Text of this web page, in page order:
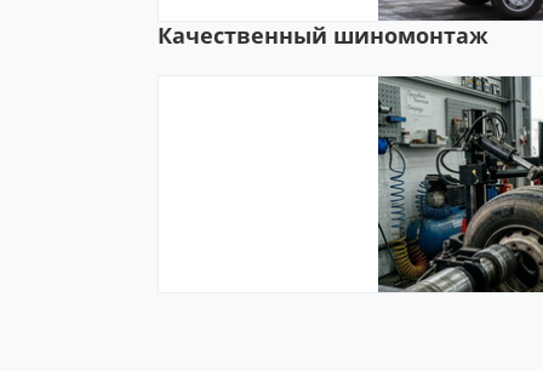
Качественный шиномонтаж